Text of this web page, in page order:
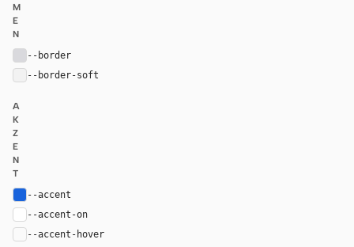
M
E
N
--border
--border-soft
A
K
Z
E
N
T
--accent
--accent-on
--accent-hover